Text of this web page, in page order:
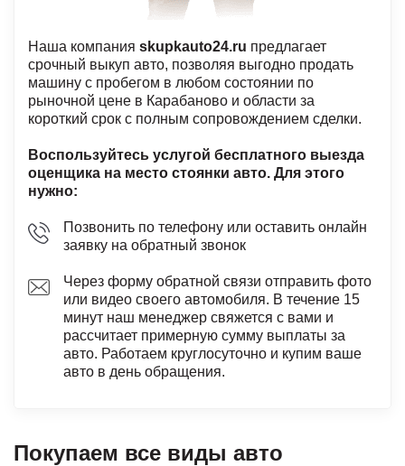
Наша компания skupkauto24.ru предлагает
срочный выкуп авто, позволяя выгодно продать
машину с пробегом в любом состоянии по
рыночной цене в Карабаново и области за
короткий срок с полным сопровождением сделки.
Воспользуйтесь услугой бесплатного выезда
оценщика на место стоянки авто. Для этого
нужно:
Позвонить по телефону или оставить онлайн
заявку на обратный звонок
Через форму обратной связи отправить фото
или видео своего автомобиля. В течение 15
минут наш менеджер свяжется с вами и
рассчитает примерную сумму выплаты за
авто. Работаем круглосуточно и купим ваше
авто в день обращения.
Покупаем все виды авто